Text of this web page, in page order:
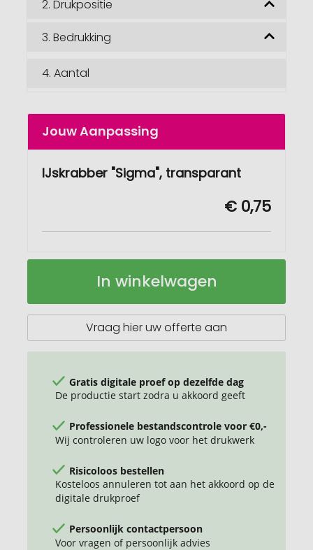
2. Drukpositie
3. Bedrukking
4. Aantal
Jouw Aanpassing
IJskrabber "Sigma", transparant
€ 0,75
IJskrabber
Op
In winkelwagen
Vraag hier uw offerte aan
Gratis digitale proef op dezelfde dag
De productie start zodra u akkoord geeft
Professionele bestandscontrole voor €0,-
Wij controleren uw logo voor het drukwerk
Risicoloos bestellen
Kosteloos annuleren tot aan het akkoord op de
digitale drukproef
Persoonlijk contactpersoon
Voor vragen of persoonlijk advies